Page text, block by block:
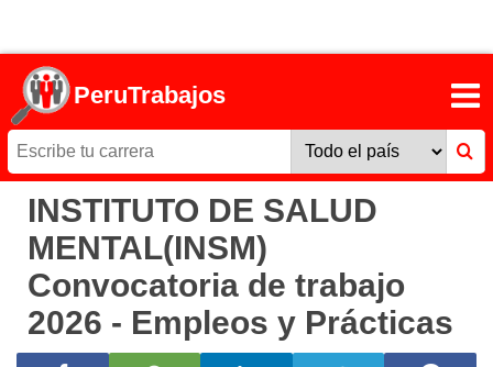
PeruTrabajos
INSTITUTO DE SALUD
MENTAL(INSM)
Convocatoria de trabajo
2026 - Empleos y Prácticas